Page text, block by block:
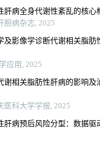
肝病全身代谢性紊乱的核心
胆病杂志, 2025
及影像学诊断代谢相关脂肪
应用, 2025
谢相关脂肪性肝病的影响及
医科大学学报, 2025
肝病预后风险分型：数据驱